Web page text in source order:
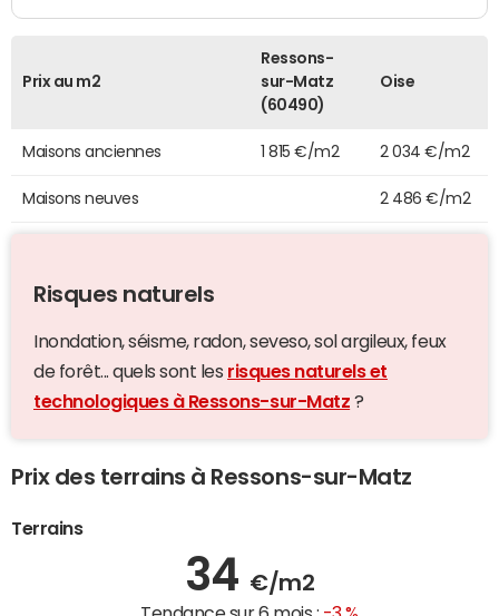
Prix au m2
Ressons-
sur-Matz
(60490)
Oise
Maisons anciennes 1 815 €/m2 2 034 €/m2
Maisons neuves 2 486 €/m2
Risques naturels
Inondation, séisme, radon, seveso, sol argileux, feux
de forêt... quels sont les risques naturels et
technologiques à Ressons-sur-Matz ?
Prix des terrains à Ressons-sur-Matz
Terrains
34 €/m2